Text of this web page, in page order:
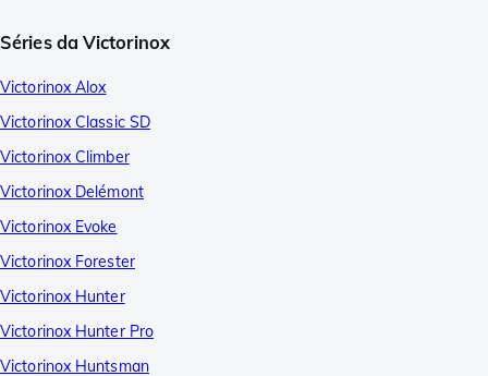
Séries da Victorinox
Victorinox Alox
Victorinox Classic SD
Victorinox Climber
Victorinox Delémont
Victorinox Evoke
Victorinox Forester
Victorinox Hunter
Victorinox Hunter Pro
Victorinox Huntsman